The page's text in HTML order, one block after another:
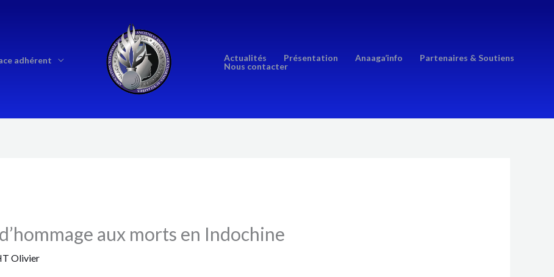
adhérent Actualités Présentation Anaaga’info
Partenaires & Soutiens
Nous contacter
aux morts en Indochine
Olivier